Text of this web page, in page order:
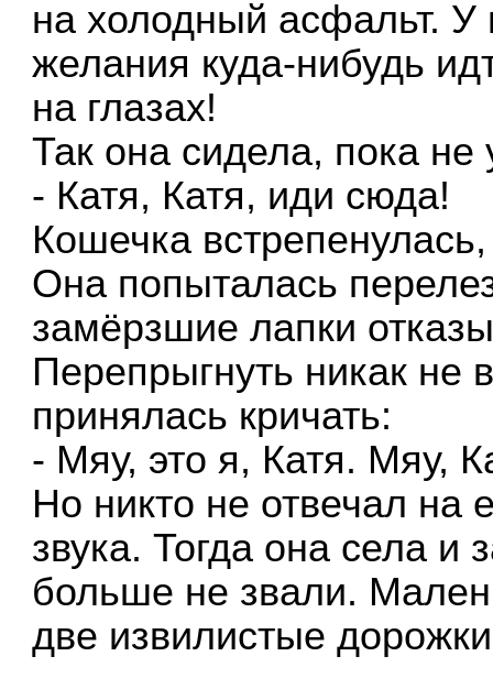
на холодный асфальт.
желания куда-нибудь
на глазах!
Так она сидела, пока
- Катя, Катя, иди сюда!
Кошечка
Она попыталась
замёрзшие лапки
Перепрыгнуть никак не
принялась кричать:
- Мяу, это я, Катя. Мяу,
Но никто не отвечал
звука. Тогда она села и
больше не звали.
две извилистые